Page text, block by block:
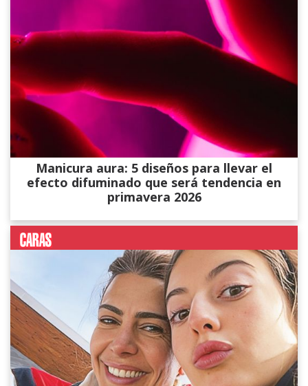
Manicura aura: 5 diseños para llevar el
efecto difuminado que será tendencia en
primavera 2026